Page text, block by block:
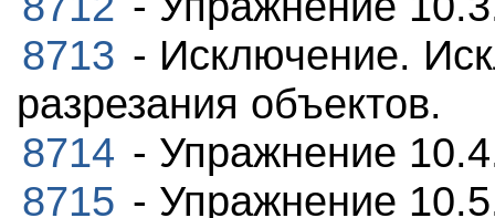
8713 - Исключение.
разрезания объектов.
8714 - Упражнение
8715 - Упражнение